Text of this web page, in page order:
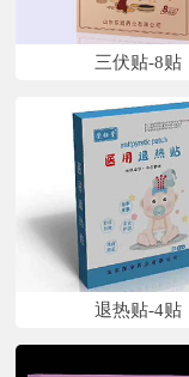
三伏贴-8贴
退热贴-4贴